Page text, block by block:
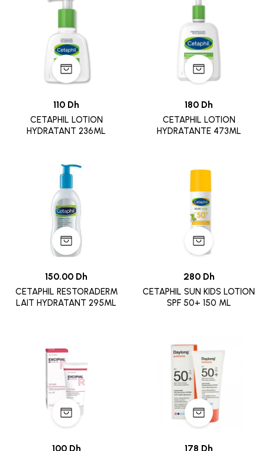
110 Dh
CETAPHIL LOTION
HYDRATANT 236ML
180 Dh
CETAPHIL LOTION
HYDRATANTE 473ML
150.00 Dh
CETAPHIL RESTORADERM
LAIT HYDRATANT 295ML
280 Dh
CETAPHIL SUN KIDS LOTION
SPF 50+ 150 ML
100 Dh 178 Dh